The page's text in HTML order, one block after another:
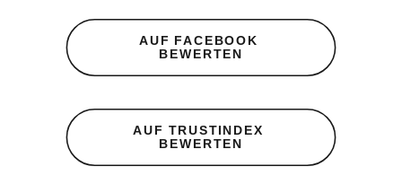
AUF FACEBOOK
BEWERTEN
AUF TRUSTINDEX
BEWERTEN